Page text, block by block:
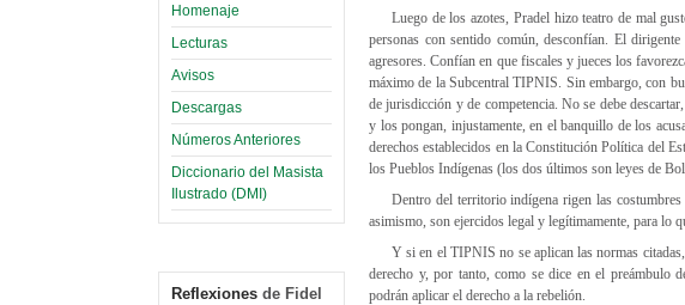
Homenaje
Lecturas
Avisos
Descargas
Números Anteriores
Diccionario del Masista
Ilustrado (DMI)
Reflexiones de Fidel
Luego de los azotes, Pradel hizo teatro de mal
personas con sentido común, desconfían. El
agresores. Confían en que fiscales y jueces los
máximo de la Subcentral TIPNIS. Sin embargo, con
de jurisdicción y de competencia. No se debe
y los pongan, injustamente, en el banquillo de los
derechos establecidos en la Constitución Política del
los Pueblos Indígenas (los dos últimos son leyes de
Dentro del territorio indígena rigen las
asimismo, son ejercidos legal y legítimamente, para lo
Y si en el TIPNIS no se aplican las normas
derecho y, por tanto, como se dice en el preámbulo
podrán aplicar el derecho a la rebelión.